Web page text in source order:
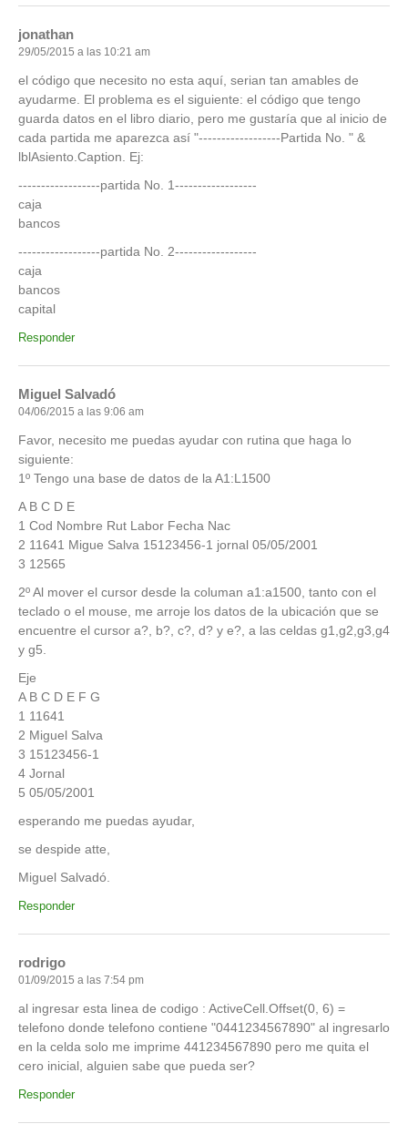
jonathan
29/05/2015 a las 10:21 am
el código que necesito no esta aquí, serian tan amables de
ayudarme. El problema es el siguiente: el código que tengo
guarda datos en el libro diario, pero me gustaría que al inicio de
cada partida me aparezca así "------------------Partida No. " &
lblAsiento.Caption. Ej:
------------------partida No. 1------------------
caja
bancos
------------------partida No. 2------------------
caja
bancos
capital
Responder
Miguel Salvadó
04/06/2015 a las 9:06 am
Favor, necesito me puedas ayudar con rutina que haga lo
siguiente:
1º Tengo una base de datos de la A1:L1500
A B C D E
1 Cod Nombre Rut Labor Fecha Nac
2 11641 Migue Salva 15123456-1 jornal 05/05/2001
3 12565
2º Al mover el cursor desde la columan a1:a1500, tanto con el
teclado o el mouse, me arroje los datos de la ubicación que se
encuentre el cursor a?, b?, c?, d? y e?, a las celdas g1,g2,g3,g4
y g5.
Eje
A B C D E F G
1 11641
2 Miguel Salva
3 15123456-1
4 Jornal
5 05/05/2001
esperando me puedas ayudar,
se despide atte,
Miguel Salvadó.
Responder
rodrigo
01/09/2015 a las 7:54 pm
al ingresar esta linea de codigo : ActiveCell.Offset(0, 6) =
telefono donde telefono contiene "0441234567890" al ingresarlo
en la celda solo me imprime 441234567890 pero me quita el
cero inicial, alguien sabe que pueda ser?
Responder